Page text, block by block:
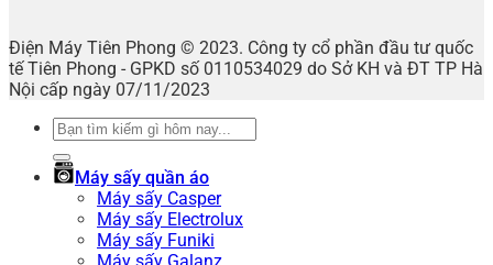
Điện Máy Tiên Phong © 2023. Công ty cổ phần đầu tư quốc
tế Tiên Phong - GPKD số 0110534029 do Sở KH và ĐT TP Hà
Nội cấp ngày 07/11/2023
Tìm
Máy sấy quần áo
Máy sấy Casper
Máy sấy Electrolux
Máy sấy Funiki